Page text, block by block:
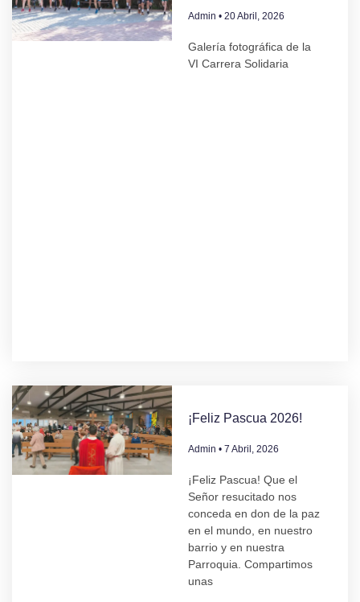
Admin 20 Abril, 2026
Galería fotográfica de la
VI Carrera Solidaria
¡Feliz Pascua 2026!
Admin 7 Abril, 2026
¡Feliz Pascua! Que el
Señor resucitado nos
conceda en don de la paz
en el mundo, en nuestro
barrio y en nuestra
Parroquia. Compartimos
unas